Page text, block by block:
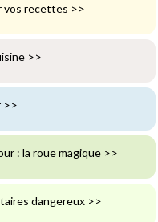
vos recettes >>
>>
>>
: la roue magique >>
dangereux >>